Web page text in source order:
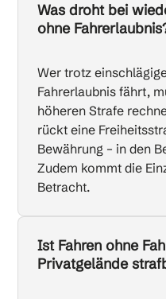
Was droht bei
ohne
Wer trotz
Fahrerlaubnis fährt,
höheren Strafe
rückt eine
Bewährung – in den
Zudem kommt die
Betracht.
Ist Fahren ohne
Privatgelände